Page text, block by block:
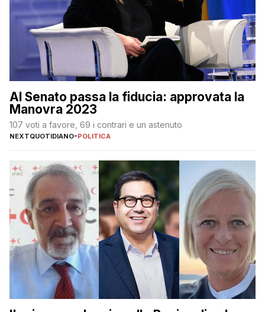
Al Senato passa la fiducia: approvata la
Manovra 2023
107 voti a favore, 69 i contrari e un astenuto
NEXTQUOTIDIANO-POLITICA